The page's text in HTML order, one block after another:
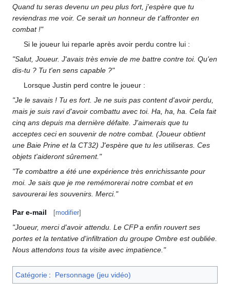
Quand tu seras devenu un peu plus fort, j'espère que tu
reviendras me voir. Ce serait un honneur de t'affronter en
combat !"
Si le joueur lui reparle après avoir perdu contre lui :
"Salut, Joueur. J'avais très envie de me battre contre toi. Qu'en
dis-tu ? Tu t'en sens capable ?"
Lorsque Justin perd contre le joueur :
"Je le savais ! Tu es fort. Je ne suis pas content d'avoir perdu,
mais je suis ravi d'avoir combattu avec toi. Ha, ha, ha. Cela fait
cinq ans depuis ma dernière défaite. J'aimerais que tu
acceptes ceci en souvenir de notre combat. (Joueur obtient
une Baie Prine et la CT32) J'espère que tu les utiliseras. Ces
objets t'aideront sûrement."
"Te combattre a été une expérience très enrichissante pour
moi. Je sais que je me remémorerai notre combat et en
savourerai les souvenirs. Merci."
Par e-mail [modifier]
"Joueur, merci d'avoir attendu. Le CFP a enfin rouvert ses
portes et la tentative d'infiltration du groupe Ombre est oubliée.
Nous attendons tous ta visite avec impatience."
Catégorie : Personnage (jeu vidéo)